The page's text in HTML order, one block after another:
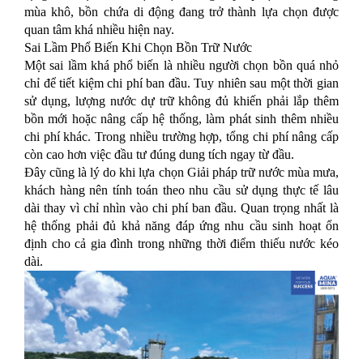
mùa khô, bồn chứa di động đang trở thành lựa chọn được
quan tâm khá nhiều hiện nay.
Sai Lầm Phổ Biến Khi Chọn Bồn Trữ Nước
Một sai lầm khá phổ biến là nhiều người chọn bồn quá nhỏ
chỉ để tiết kiệm chi phí ban đầu. Tuy nhiên sau một thời gian
sử dụng, lượng nước dự trữ không đủ khiến phải lắp thêm
bồn mới hoặc nâng cấp hệ thống, làm phát sinh thêm nhiều
chi phí khác. Trong nhiều trường hợp, tổng chi phí nâng cấp
còn cao hơn việc đầu tư đúng dung tích ngay từ đầu.
Đây cũng là lý do khi lựa chọn Giải pháp trữ nước mùa mưa,
khách hàng nên tính toán theo nhu cầu sử dụng thực tế lâu
dài thay vì chỉ nhìn vào chi phí ban đầu. Quan trọng nhất là
hệ thống phải đủ khả năng đáp ứng nhu cầu sinh hoạt ổn
định cho cả gia đình trong những thời điểm thiếu nước kéo
dài.